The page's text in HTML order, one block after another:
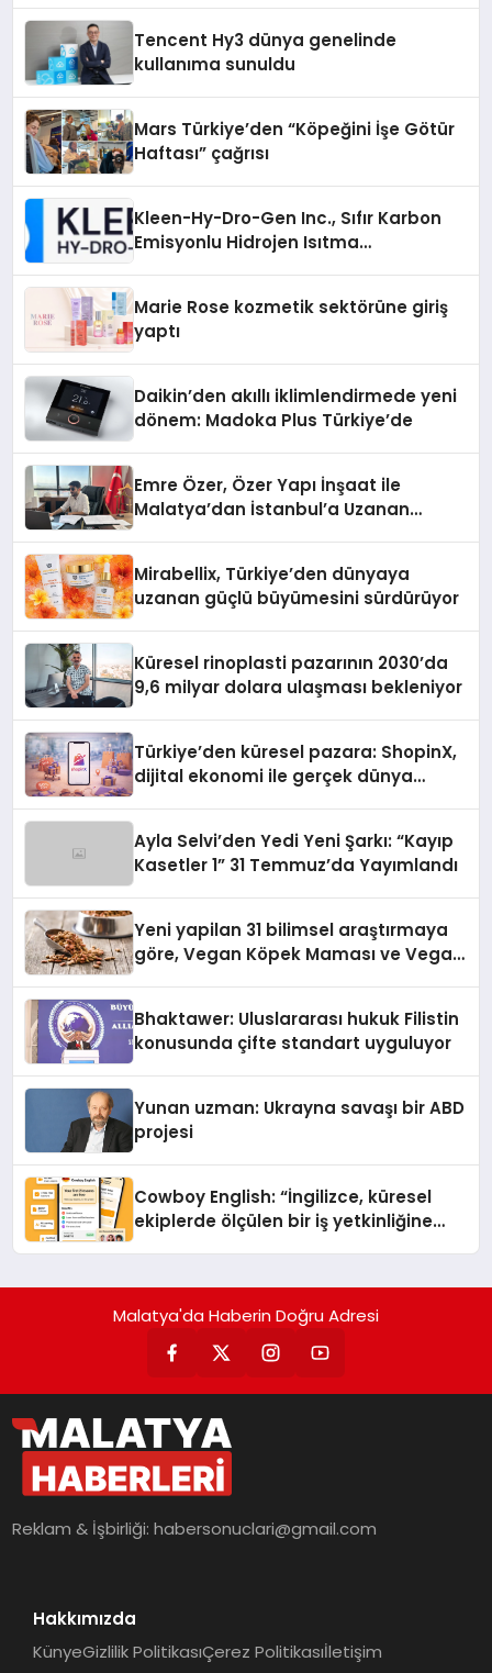
Tencent Hy3 dünya genelinde
kullanıma sunuldu
Mars Türkiye’den “Köpeğini İşe Götür
Haftası” çağrısı
Kleen-Hy-Dro-Gen Inc., Sıfır Karbon
Emisyonlu Hidrojen Isıtma
Marie Rose kozmetik sektörüne giriş
yaptı
Daikin’den akıllı iklimlendirmede yeni
dönem: Madoka Plus Türkiye’de
Emre Özer, Özer Yapı İnşaat ile
Malatya’dan İstanbul’a Uzanan
Mirabellix, Türkiye’den dünyaya
uzanan güçlü büyümesini sürdürüyor
Küresel rinoplasti pazarının 2030’da
9,6 milyar dolara ulaşması bekleniyor
Türkiye’den küresel pazara: ShopinX,
dijital ekonomi ile gerçek dünya
Ayla Selvi’den Yedi Yeni Şarkı: “Kayıp
Kasetler 1” 31 Temmuz’da Yayımlandı
Yeni yapilan 31 bilimsel araştırmaya
göre, Vegan Köpek Maması ve Vegan
Bhaktawer: Uluslararası hukuk Filistin
konusunda çifte standart uyguluyor
Yunan uzman: Ukrayna savaşı bir ABD
projesi
Cowboy English: “İngilizce, küresel
ekiplerde ölçülen bir iş yetkinliğine
Malatya'da Haberin Doğru Adresi
Reklam & İşbirliği:habersonuclari@gmail.com
Hakkımızda
KünyeGizlilik PolitikasıÇerez Politikasıİletişim